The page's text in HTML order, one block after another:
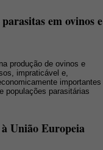
em ovinos e
produção de ovinos e
impraticável e,
importantes
populações parasitárias
União Europeia